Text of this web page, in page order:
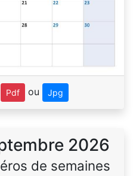
Pdf ou Jpg
2026
de semaines